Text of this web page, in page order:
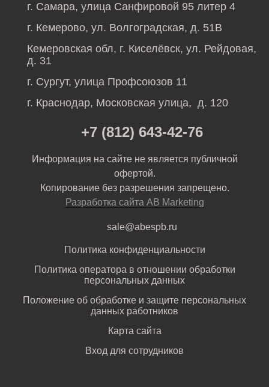
г. Самара, улица Санфировой 95 литер 4
г. Кемерово, ул. Волгоградская, д. 51В
Кемеровская обл, г. Киселёвск, ул. Рейдовая,
д. 31
г. Сургут, улица Профсоюзов 11
г. Краснодар, Московская улица, д. 120
+7 (812) 643-42-76
Информация на сайте не является публичной
офертой.
Копирование без разрешения запрещено.
Разработка сайта AB Marketing
sale@abespb.ru
Политика конфиденциальности
Политика оператора в отношении обработки
персональных данных
Положение об обработке и защите персональных
данных работников
Карта сайта
Вход для сотрудников